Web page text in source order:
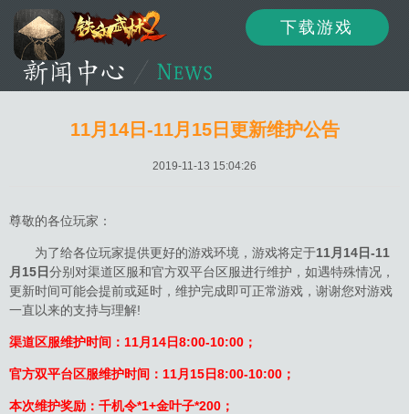
下载游戏
11月14日-11月15日更新维护公告
2019-11-13 15:04:26
尊敬的各位玩家：
为了给各位玩家提供更好的游戏环境，游戏将定于11月14日-11
月15日分别对渠道区服和官方双平台区服进行维护，如遇特殊情况，
更新时间可能会提前或延时，维护完成即可正常游戏，谢谢您对游戏
一直以来的支持与理解!
渠道区服维护时间：11月14日8:00-10:00；
官方双平台区服维护时间：11月15日8:00-10:00；
本次维护奖励：千机令*1+金叶子*200；
资讯
论坛 下载 客服